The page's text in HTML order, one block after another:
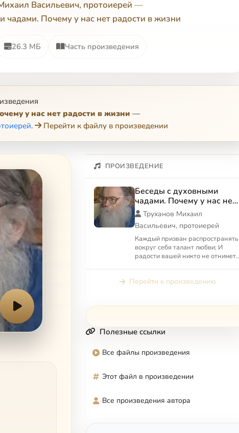
Васильевич, протоиерей —
чадами. Почему у нас нет радости в жизни
26.3 МБ Часть произведения
у нас нет радости в жизни —
. Перейти к файлу в произведении
ПРОИЗВЕДЕНИЕ
Беседы с духовными
чадами. Почему у нас нет
радости в жизни
Труханов Михаил
Васильевич, протоиерей
Каждый призван распространять
вокруг себя талант любви; И
радости вашей никто не отнимет;
л...
Перейти к произведению
Полезные ссылки
Все файлы произведения
Этот файл в произведении
Все произведения автора